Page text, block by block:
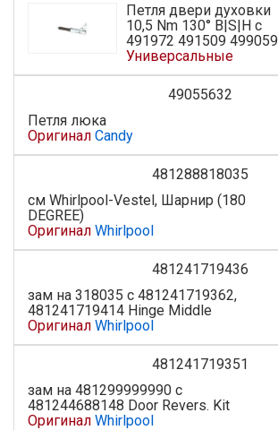
Петля двери духовки
10,5 Nm 130° B|S|H с
491972 491509 499059
Универсальные
49055632
Петля люка
Оригинал Candy
481288818035
см Whirlpool-Vestel, Шарнир (180
DEGREE)
Оригинал Whirlpool
481241719436
зам на 318035 с 481241719362,
481241719414 Hinge Middle
Оригинал Whirlpool
481241719351
зам на 481299999990 с
481244688148 Door Revers. Kit
Оригинал Whirlpool